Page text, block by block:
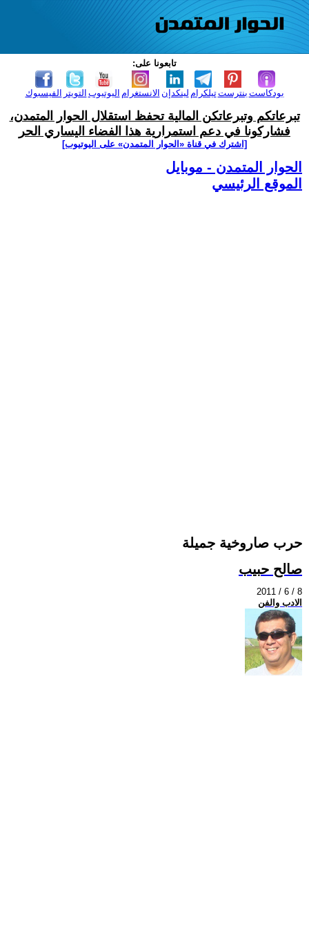
تابعونا على:
الفيسبوك التويتر اليوتيوب الانستغرام لينكدإن تيلكرامبنترست بودكاست
تبرعاتكم وتبرعاتكن المالية تحفظ استقلال الحوار المتمدن،
فشاركونا في دعم استمرارية هذا الفضاء اليساري الحر
[اشترك في قناة ‫«الحوار المتمدن» على اليوتيوب]
الحوار المتمدن - موبايل
الموقع الرئيسي
حرب صاروخية جميلة
صالح حبيب
2011 / 6 / 8
الادب والفن